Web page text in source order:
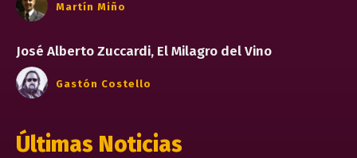
Martín Miño
José Alberto Zuccardi, El Milagro del Vino
Gastón Costello
Últimas Noticias